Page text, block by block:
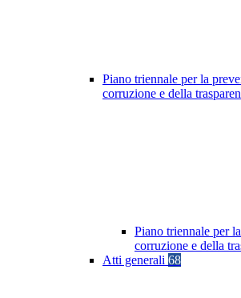
Piano triennale per la
corruzione e della
Piano triennale per
corruzione e della
Atti generali 68